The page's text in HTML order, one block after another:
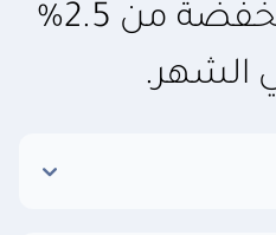
بسعر فائدة منخفضة من 2.5%
الشهر.